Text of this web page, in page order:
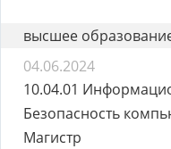
высшее
04.06.2024
10.04.01
Безопасность
Магистр